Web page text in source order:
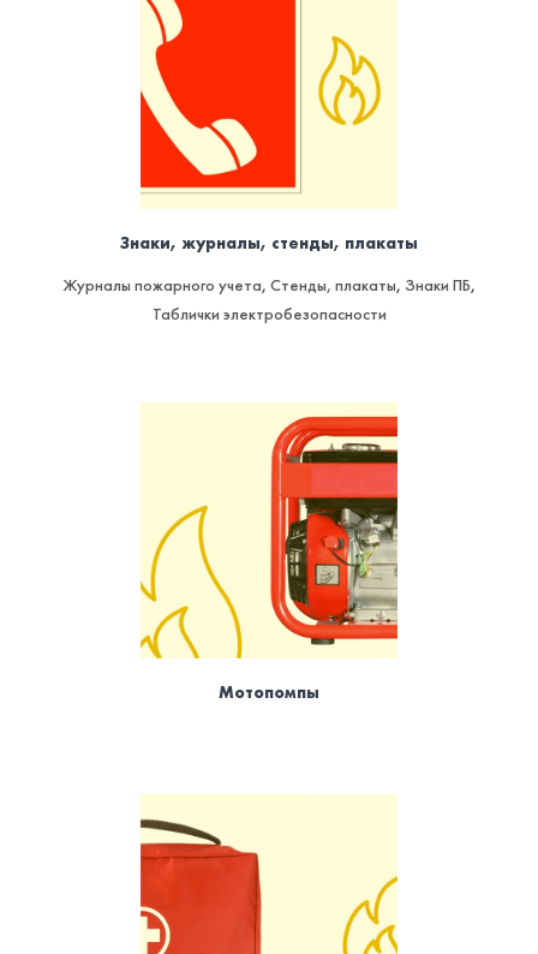
Знаки, журналы, стенды, плакаты
Журналы пожарного учета, Стенды, плакаты, Знаки ПБ,
Таблички электробезопасности
Мотопомпы